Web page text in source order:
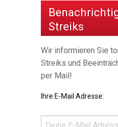
Streiks
Wir informieren Sie
Streiks und
per Mail!
Ihre E-Mail Adresse: